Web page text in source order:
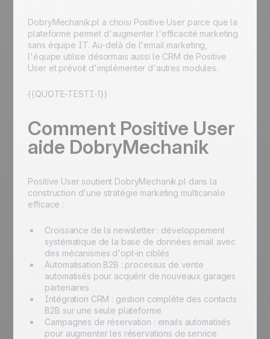
DobryMechanik.pl a choisi Positive User parce que la
plateforme permet d'augmenter l'efficacité marketing
sans équipe IT. Au-delà de l'email marketing,
l'équipe utilise désormais aussi le CRM de Positive
User et prévoit d'implémenter d'autres modules.
{{QUOTE-TESTI-1}}
Comment Positive User
aide DobryMechanik
Positive User soutient DobryMechanik.pl dans la
construction d'une stratégie marketing multicanale
efficace :
Croissance de la newsletter : développement
systématique de la base de données email avec
des mécanismes d'opt-in ciblés
Automatisation B2B : processus de vente
automatisés pour acquérir de nouveaux garages
partenaires
Intégration CRM : gestion complète des contacts
B2B sur une seule plateforme
Campagnes de réservation : emails automatisés
pour augmenter les réservations de service